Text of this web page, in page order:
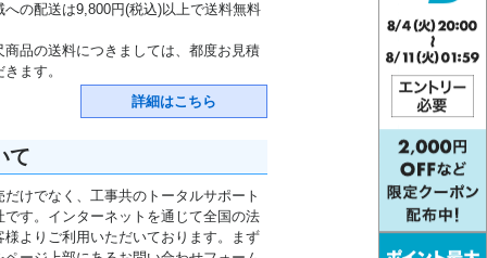
の配送は9,800円(税込)以上で送料無料
品の送料につきましては、都度お見積
ます。
詳細はこちら
て
けでなく、工事共のトータルサポート
です。インターネットを通じて全国の法
様よりご利用いただいております。まず